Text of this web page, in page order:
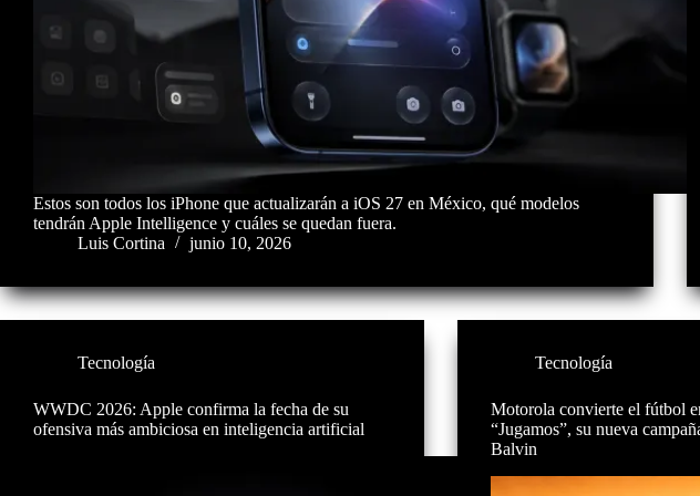
Estos son todos los iPhone que actualizarán a iOS 27 en México, qué modelos
tendrán Apple Intelligence y cuáles se quedan fuera.
Luis Cortina
junio 10, 2026
Tecnología
WWDC 2026: Apple confirma la fecha de su
ofensiva más ambiciosa en inteligencia artificial
Tecnología
Motorola convierte el fútbol
“Jugamos”, su nueva
Balvin